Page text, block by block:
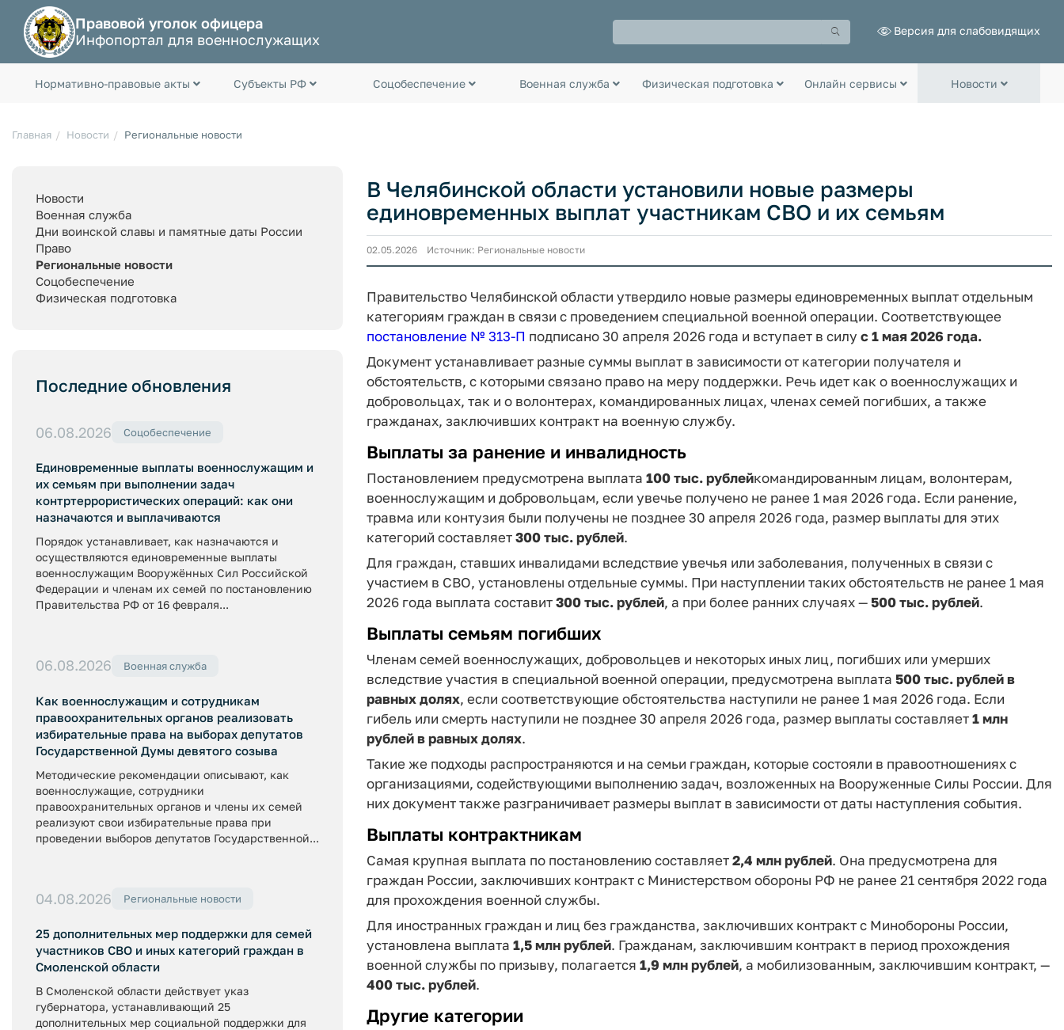
Правовой уголок офицера
Инфопортал для военнослужащих
Версия для слабовидящих
Нормативно-правовые акты Субъекты РФ Соцобеспечение Военная служба Физическая подготовка Онлайн сервисы Новости
Главная Новости Региональные новости
Новости
Военная служба
Дни воинской славы и памятные даты России
Право
Региональные новости
Соцобеспечение
Физическая подготовка
Последние обновления
06.08.2026 Соцобеспечение
Единовременные выплаты военнослужащим и
их семьям при выполнении задач
контртеррористических операций: как они
назначаются и выплачиваются
Порядок устанавливает, как назначаются и
осуществляются единовременные выплаты
военнослужащим Вооружённых Сил Российской
Федерации и членам их семей по постановлению
Правительства РФ от 16 февраля...
06.08.2026 Военная служба
Как военнослужащим и сотрудникам
правоохранительных органов реализовать
избирательные права на выборах депутатов
Государственной Думы девятого созыва
Методические рекомендации описывают, как
военнослужащие, сотрудники
правоохранительных органов и члены их семей
реализуют свои избирательные права при
проведении выборов депутатов Государственной...
04.08.2026 Региональные новости
25 дополнительных мер поддержки для семей
участников СВО и иных категорий граждан в
Смоленской области
В Смоленской области действует указ
губернатора, устанавливающий 25
дополнительных мер социальной поддержки для
В Челябинской области установили новые размеры
единовременных выплат участникам СВО и их семьям
02.05.2026 Источник: Региональные новости
Правительство Челябинской области утвердило новые размеры единовременных выплат отдельным
категориям граждан в связи с проведением специальной военной операции. Соответствующее
постановление № 313-П подписано 30 апреля 2026 года и вступает в силу с 1 мая 2026 года.
Документ устанавливает разные суммы выплат в зависимости от категории получателя и
обстоятельств, с которыми связано право на меру поддержки. Речь идет как о военнослужащих и
добровольцах, так и о волонтерах, командированных лицах, членах семей погибших, а также
гражданах, заключивших контракт на военную службу.
Выплаты за ранение и инвалидность
Постановлением предусмотрена выплата 100 тыс. рублейкомандированным лицам, волонтерам,
военнослужащим и добровольцам, если увечье получено не ранее 1 мая 2026 года. Если ранение,
травма или контузия были получены не позднее 30 апреля 2026 года, размер выплаты для этих
категорий составляет300 тыс. рублей.
Для граждан, ставших инвалидами вследствие увечья или заболевания, полученных в связи с
участием в СВО, установлены отдельные суммы. При наступлении таких обстоятельств не ранее 1 мая
2026 года выплата составит300 тыс. рублей, а при более ранних случаях —500 тыс. рублей.
Выплаты семьям погибших
Членам семей военнослужащих, добровольцев и некоторых иных лиц, погибших или умерших
вследствие участия в специальной военной операции, предусмотрена выплата 500 тыс. рублей в
равных долях, если соответствующие обстоятельства наступили не ранее 1 мая 2026 года. Если
гибель или смерть наступили не позднее 30 апреля 2026 года, размер выплаты составляет1 млн
рублей в равных долях.
Такие же подходы распространяются и на семьи граждан, которые состояли в правоотношениях с
организациями, содействующими выполнению задач, возложенных на Вооруженные Силы России. Для
них документ также разграничивает размеры выплат в зависимости от даты наступления события.
Выплаты контрактникам
Самая крупная выплата по постановлению составляет2,4 млн рублей. Она предусмотрена для
граждан России, заключивших контракт с Министерством обороны РФ не ранее 21 сентября 2022 года
для прохождения военной службы.
Для иностранных граждан и лиц без гражданства, заключивших контракт с Минобороны России,
установлена выплата 1,5 млн рублей. Гражданам, заключившим контракт в период прохождения
военной службы по призыву, полагается 1,9 млн рублей, а мобилизованным, заключившим контракт, —
400 тыс. рублей.
Другие категории